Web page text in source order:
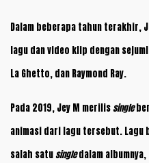
Dalam beberapa tahun terakhir,
lagu dan video klip dengan
La Ghetto, dan Raymond Ray.
Pada 2019, Jey M merilissingle
animasi dari lagu tersebut. Lagu
salah satusingledalam albumnya,